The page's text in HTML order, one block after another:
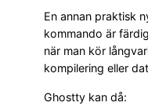
En annan praktisk
kommando är
när man kör
kompilering eller
Ghostty kan då: